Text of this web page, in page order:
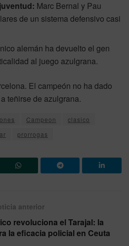
Marc Bernal y Pau
de un sistema defensivo casi
alemán ha devuelto el gen
al juego azulgrana.
El campeón no ha dado
teñirse de azulgrana.
Campeon
clasico
prorrogas
anterior
revoluciona el Tarajal: la
la eficacia policial en Ceuta